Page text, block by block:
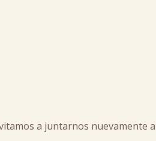
a juntarnos nuevamente a